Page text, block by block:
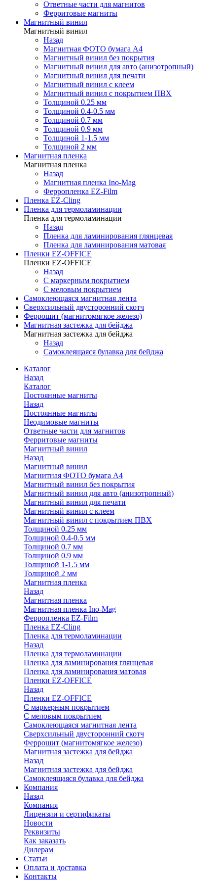
Ответные части для магнитов
Ферритовые магниты
Магнитный винил
Магнитный винил
Назад
Магнитная ФОТО бумага А4
Магнитный винил без покрытия
Магнитный винил для авто (анизотропный)
Магнитный винил для печати
Магнитный винил с клеем
Магнитный винил с покрытием ПВХ
Толщиной 0.25 мм
Толщиной 0.4-0.5 мм
Толщиной 0.7 мм
Толщиной 0.9 мм
Толщиной 1-1.5 мм
Толщиной 2 мм
Магнитная пленка
Магнитная пленка
Назад
Магнитная пленка Ino-Mag
Ферропленка EZ-Film
Пленка EZ-Cling
Пленка для термоламинации
Пленка для термоламинации
Назад
Пленка для ламинирования глянцевая
Пленка для ламинирования матовая
Пленки EZ-OFFICE
Пленки EZ-OFFICE
Назад
С маркерным покрытием
С меловым покрытием
Самоклеющаяся магнитная лента
Сверхсильный двусторонний скотч
Феррошит (магнитомягкое железо)
Магнитная застежка для бейджа
Магнитная застежка для бейджа
Назад
Самоклеящаяся булавка для бейджа
Каталог
Назад
Каталог
Постоянные магниты
Назад
Постоянные магниты
Неодимовые магниты
Ответные части для магнитов
Ферритовые магниты
Магнитный винил
Назад
Магнитный винил
Магнитная ФОТО бумага А4
Магнитный винил без покрытия
Магнитный винил для авто (анизотропный)
Магнитный винил для печати
Магнитный винил с клеем
Магнитный винил с покрытием ПВХ
Толщиной 0.25 мм
Толщиной 0.4-0.5 мм
Толщиной 0.7 мм
Толщиной 0.9 мм
Толщиной 1-1.5 мм
Толщиной 2 мм
Магнитная пленка
Назад
Магнитная пленка
Магнитная пленка Ino-Mag
Ферропленка EZ-Film
Пленка EZ-Cling
Пленка для термоламинации
Назад
Пленка для термоламинации
Пленка для ламинирования глянцевая
Пленка для ламинирования матовая
Пленки EZ-OFFICE
Назад
Пленки EZ-OFFICE
С маркерным покрытием
С меловым покрытием
Самоклеющаяся магнитная лента
Сверхсильный двусторонний скотч
Феррошит (магнитомягкое железо)
Магнитная застежка для бейджа
Назад
Магнитная застежка для бейджа
Самоклеящаяся булавка для бейджа
Компания
Назад
Компания
Лицензии и сертификаты
Новости
Реквизиты
Как заказать
Дилерам
Статьи
Оплата и доставка
Контакты